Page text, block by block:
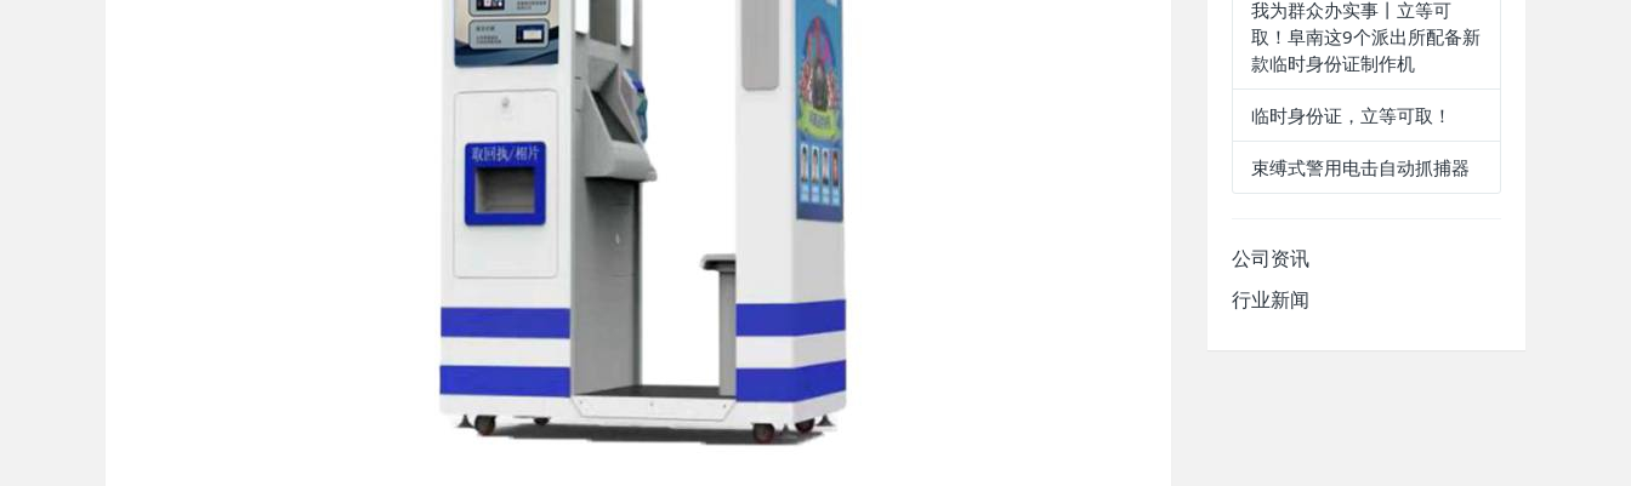
我为群众办实事丨立等可
取！阜南这9个派出所配备新
款临时身份证制作机
临时身份证，立等可取！
束缚式警用电击自动抓捕器
公司资讯
行业新闻